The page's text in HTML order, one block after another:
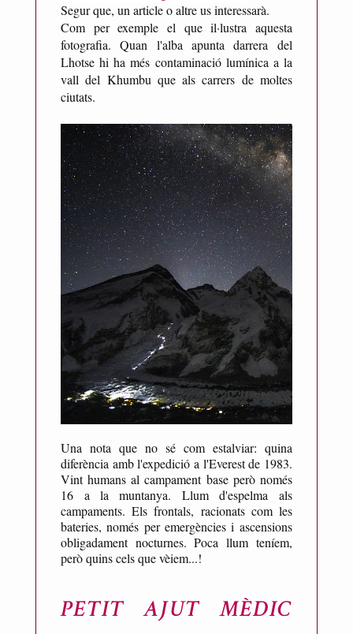
Segur que, un article o altre us interessarà.
Com per exemple el que il·lustra aquesta
fotografia. Quan l'alba apunta darrera del
Lhotse hi ha més contaminació lumínica a la
vall del Khumbu que als carrers de moltes
ciutats.
Una nota que no sé com estalviar: quina
diferència amb l'expedició a l'Everest de 1983.
Vint humans al campament base però només
16 a la muntanya. Llum d'espelma als
campaments. Els frontals, racionats com les
bateries, només per emergències i ascensions
obligadament nocturnes. Poca llum teníem,
però quins cels que vèiem...!
PETIT AJUT MÈDIC